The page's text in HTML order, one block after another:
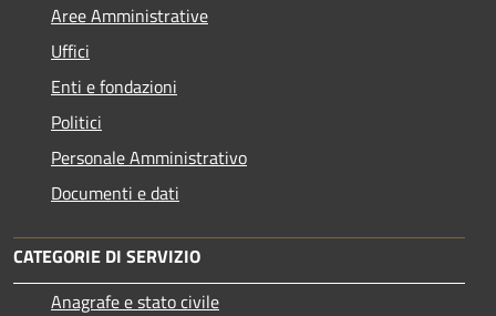
Aree Amministrative
Uffici
Enti e fondazioni
Politici
Personale Amministrativo
Documenti e dati
CATEGORIE DI SERVIZIO
Anagrafe e stato civile